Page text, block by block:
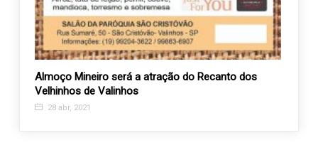
Almoço Mineiro será a atração do Recanto dos
Velhinhos de Valinhos
28 abr, 2021